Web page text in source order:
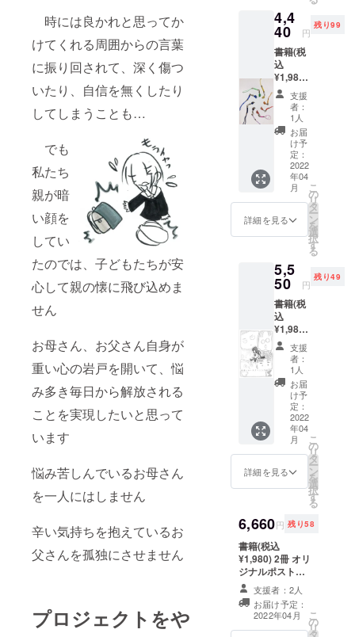
時には良かれと思ってか
けてくれる周囲からの言葉
に振り回されて、深く傷つ
いたり、自信を無くしたり
してしまうことも…
でも
私たち
親が暗
い顔を
してい
たのでは、子どもたちが安
心して親の懐に飛び込めま
せん
お母さん、お父さん自身が
重い心の岩戸を開いて、悩
み多き毎日から解放される
ことを実現したいと思って
います
悩み苦しんでいるお母さん
を一人にはしません
辛い気持ちを抱えているお
父さんを孤独にさせません
プロジェクトをや
「ホー
ムス
ング
族」を
追加提
供(なく
なり次
第締め
切りと
させて
いただ
きます)
②書籍
のクラ
ウド
ファン
ページ
にお名
前を掲
載させ
ていた
だきま
す。備
考欄に
掲載希
望とご
記入く
ださい
(リター
ンお届
け氏名
名が異
なる場
名も合
ご記入
くださ
い)
ンジ特
典リ
ターン
として
① 備考
欄に
「不登
校支
援」と
ご記入
くだ
さった
ご支援
者の中
から全
プロ
ジェク
300のイ
レー
ター書
し4コマ
漫画
「ホー
ムス
クーリ
ング
族」を
追加提
供(なく
なり次
第締め
切りと
させて
いただ
ウド
ディン
グ支援
者の
ページ
にお名
前を掲
載させ
4,4
40 円
残り99
書籍(税
込
¥1,980)
1冊 オ
リジナ
ルポス
トカー
ド（4枚
セット)
オルゴ
ナイト
勾玉ス
トラッ
プ1個
(お色は
礼状 さ
らにク
ラウド
ファン
ディン
グ成功
チャレ
ンジ特
典リ
ターン
として
① 備考
欄に
「不登
校支
援」と
ご記入
者の中
から全
プロ
ジェク
ト限定
300のイ
ラスト
レー
ター書
支援
者：
1人
お届
け予
定：
2022
年04
月
詳細を見る
こ
の
リ
タ
ー
ン
を
選
択
す
る
5,5
50 円
残り49
書籍(税
込
¥1,980)
1冊 ポ
スト
カード
（4枚
セット)
オルゴ
ナイト
勾玉ス
トラッ
プ1個
イラス
トレー
し4コマ
漫画小
冊子
「ホー
ムス
ング
族」 送
料 お礼
状 さら
支援
者：
1人
お届
け予
定：
2022
年04
月
詳細を見る
こ
の
リ
タ
ー
ン
を
選
択
す
る
6,660円 残り58
書籍(税込
¥1,980) 2冊 オリ
ジナルポスト
カード（4枚セッ
ト）2組 送料 お
礼状 さらにクラ
ウドファンディ
支援者：2人
お届け予定：
2022年04月
こ
の
リ